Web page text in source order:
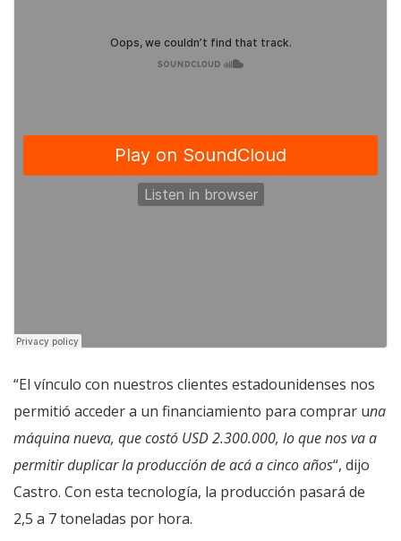
“El vínculo con nuestros clientes estadounidenses nos
permitió acceder a un financiamiento para comprar una
máquina nueva, que costó USD 2.300.000, lo que nos va a
permitir duplicar la producción de acá a cinco años“, dijo
Castro. Con esta tecnología, la producción pasará de
2,5 a 7 toneladas por hora.